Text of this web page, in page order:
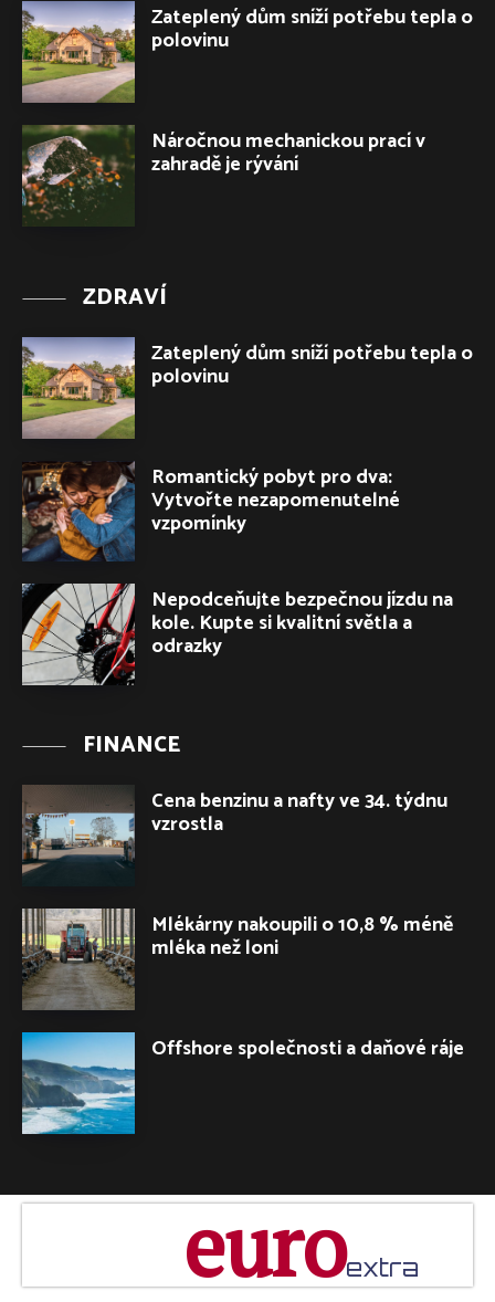
Zateplený dům sníží potřebu tepla o
polovinu
Náročnou mechanickou prací v
zahradě je rývání
ZDRAVÍ
Zateplený dům sníží potřebu tepla o
polovinu
Romantický pobyt pro dva:
Vytvořte nezapomenutelné
vzpomínky
Nepodceňujte bezpečnou jízdu na
kole. Kupte si kvalitní světla a
odrazky
FINANCE
Cena benzinu a nafty ve 34. týdnu
vzrostla
Mlékárny nakoupili o 10,8 % méně
mléka než loni
Offshore společnosti a daňové ráje
euroextra